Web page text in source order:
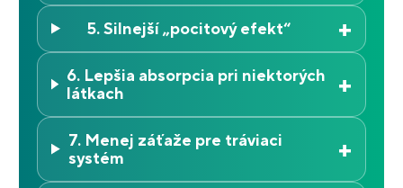
5. Silnejší „pocitový efekt“ +
6. Lepšia absorpcia pri niektorých
látkach
+
7. Menej záťaže pre tráviaci
systém
+